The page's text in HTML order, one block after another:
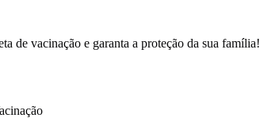
de vacinação e garanta a proteção da sua família!